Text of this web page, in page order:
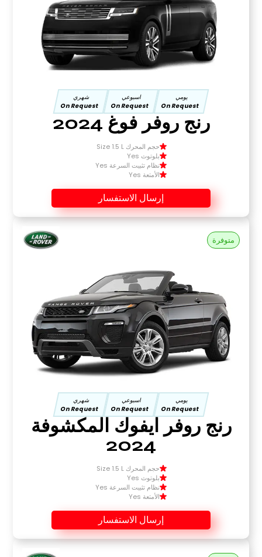
يومي
On Request
اسبوعي
On Request
شهري
On Request
رنج روفر فوغ 2024
حجم المحرك Size 1.5 L
بلوتوث Yes
نظام تثبيت السرعة Yes
الأمتعة Yes
إرسال الاستفسار
متوفرة
يومي
On Request
اسبوعي
On Request
شهري
On Request
رنج روفر ايفوك المكشوفة
2024
حجم المحرك Size 1.5 L
بلوتوث Yes
نظام تثبيت السرعة Yes
الأمتعة Yes
إرسال الاستفسار